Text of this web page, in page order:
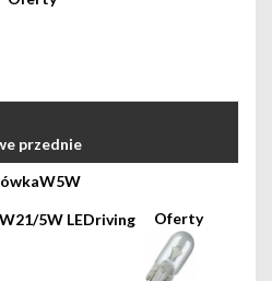
przednie
W5W